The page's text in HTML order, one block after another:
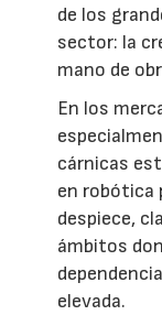
de los
sector: la
mano de
En los
cárnicas
en robótica
despiece,
ámbitos
elevada.